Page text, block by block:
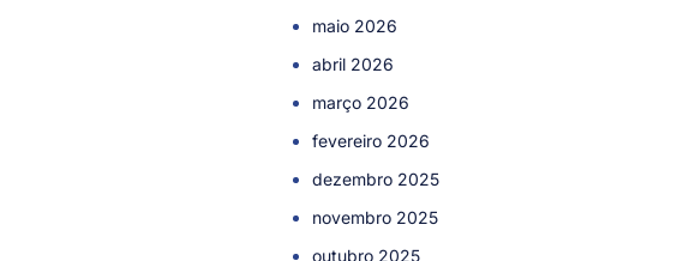
maio 2026
abril 2026
março 2026
fevereiro 2026
dezembro 2025
novembro 2025
outubro 2025